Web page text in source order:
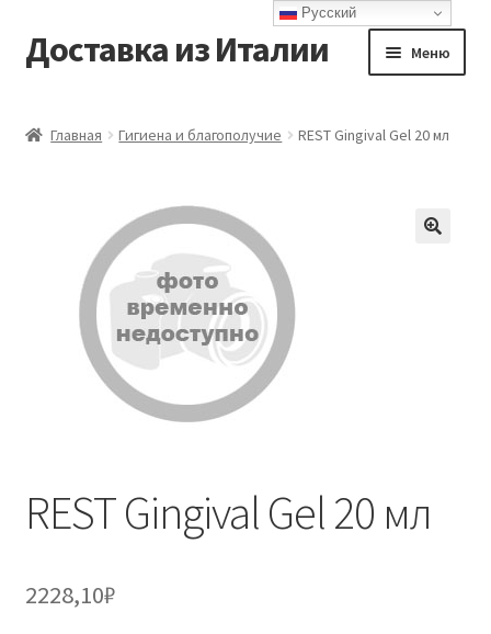
Перейти
к
Перейти
к
Доставка из Италии Меню
Корзина
Мой аккаунт
Оформление заказа
Главная Гигиена и благополучие REST Gingival Gel 20 мл
REST Gingival Gel 20 мл
2228,10₽
Русский